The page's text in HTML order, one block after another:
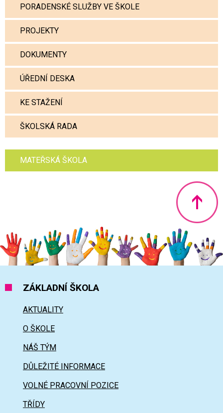
PORADENSKÉ SLUŽBY VE ŠKOLE
PROJEKTY
DOKUMENTY
ÚŘEDNÍ DESKA
KE STAŽENÍ
ŠKOLSKÁ RADA
MATEŘSKÁ ŠKOLA
Nahoru
ZÁKLADNÍ ŠKOLA
AKTUALITY
O ŠKOLE
NÁŠ TÝM
DŮLEŽITÉ INFORMACE
VOLNÉ PRACOVNÍ POZICE
TŘÍDY